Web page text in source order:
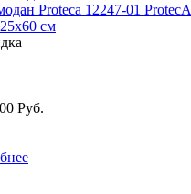
Proteca 12247-01 ProtecA
см
Руб.